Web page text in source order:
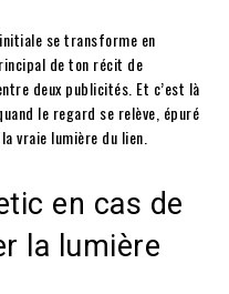
se transforme en
de ton récit de
deux publicités. Et c’est là
le regard se relève, épuré
vraie lumière du lien.
en cas de
la lumière